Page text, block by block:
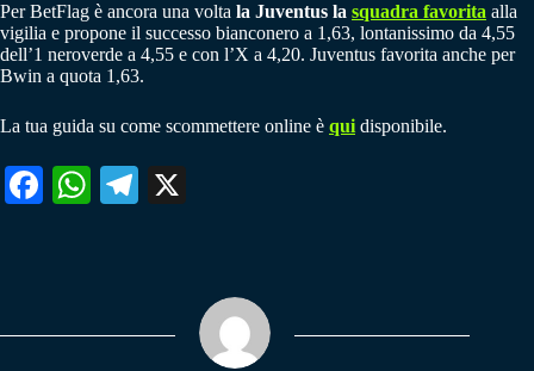
Per BetFlag è ancora una volta la Juventus la squadra favorita alla
vigilia e propone il successo bianconero a 1,63, lontanissimo da 4,55
dell’1 neroverde a 4,55 e con l’X a 4,20. Juventus favorita anche per
Bwin a quota 1,63.
La tua guida su come scommettere online è qui disponibile.
Fa W
pp
Te
m